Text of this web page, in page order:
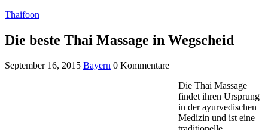
Thaifoon
Die beste Thai Massage in Wegscheid
September 16, 2015 Bayern 0 Kommentare
Die Thai Massage
findet ihren Ursprung
in der ayurvedischen
Medizin und ist eine